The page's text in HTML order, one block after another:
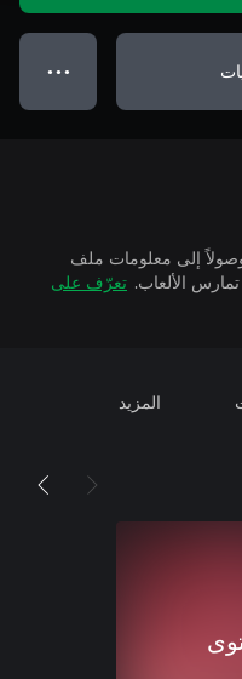
● ● ●
وصولاً إلى معلومات ملف
تعرّف على
المزيد